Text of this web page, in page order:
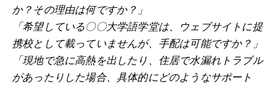
か？その理由は何ですか？」
「希望している〇〇大学語学堂は、ウェブサイトに提
携校として載っていませんが、手配は可能ですか？」
「現地で急に高熱を出したり、住居で水漏れトラブル
があったりした場合、具体的にどのようなサポート